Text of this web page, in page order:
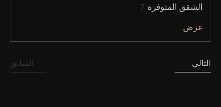
الشقق المتوفرة: 7
عرض
السابق التالي